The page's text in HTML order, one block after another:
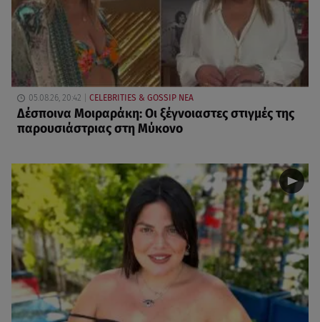
05.08.26, 20:42 CELEBRITIES & GOSSIP ΝΕΑ
Δέσποινα Μοιραράκη: Οι ξέγνοιαστες στιγμές της
παρουσιάστριας στη Μύκονο